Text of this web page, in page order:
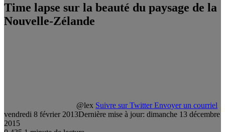
Time lapse sur la beauté du paysage de la
Nouvelle-Zélande
@lex Suivre sur Twitter Envoyer un courriel
vendredi 8 février 2013Dernière mise à jour: dimanche 13 décembre
2015